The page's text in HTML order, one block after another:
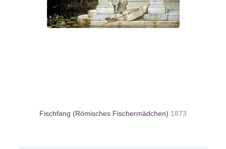
Fischfang (Römisches Fischermädchen) 1873